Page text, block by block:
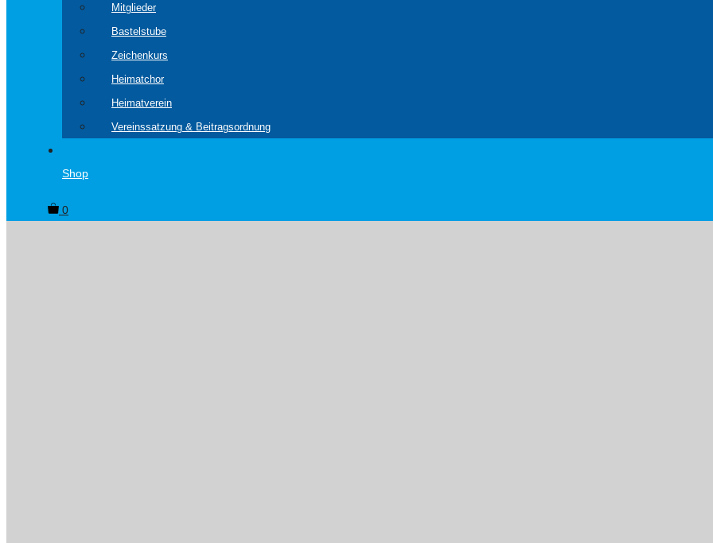
Mitglieder
Bastelstube
Zeichenkurs
Heimatchor
Heimatverein
Vereinssatzung & Beitragsordnung
Shop
0